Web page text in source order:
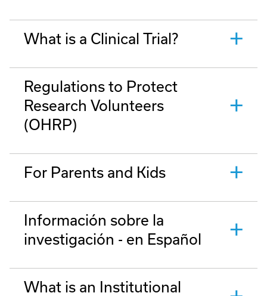
What is a Clinical Trial?
Regulations to Protect
Research Volunteers
(OHRP)
For Parents and Kids
Información sobre la
investigación - en Español
What is an Institutional